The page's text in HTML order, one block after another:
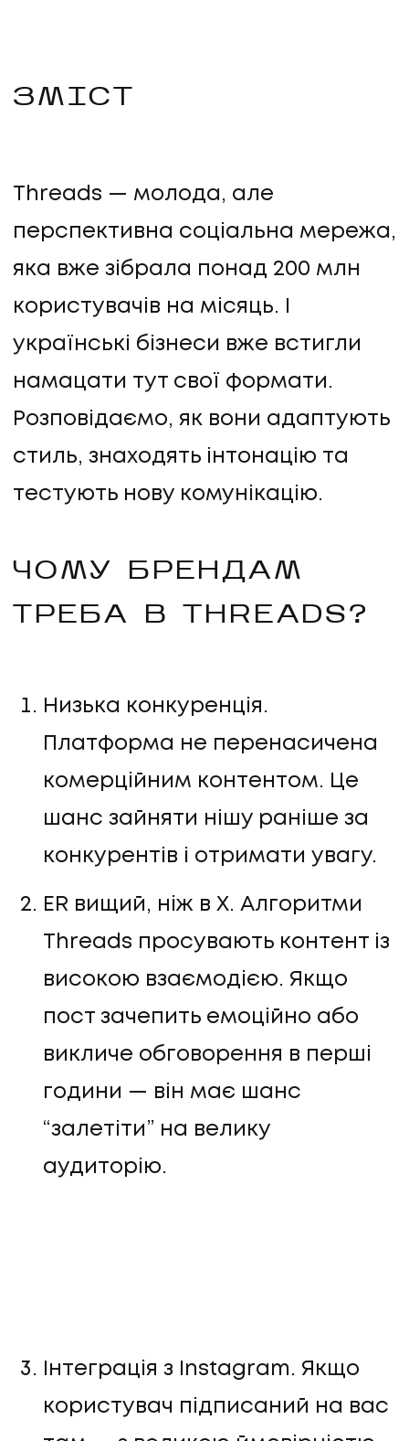
ЗМІСТ
Threads — молода, але
перспективна соціальна мережа,
яка вже зібрала понад 200 млн
користувачів на місяць. І
українські бізнеси вже встигли
намацати тут свої формати.
Розповідаємо, як вони адаптують
стиль, знаходять інтонацію та
тестують нову комунікацію.
ЧОМУ БРЕНДАМ
ТРЕБА В THREADS?
Низька конкуренція.
Платформа не перенасичена
комерційним контентом. Це
шанс зайняти нішу раніше за
конкурентів і отримати увагу.
ER вищий, ніж в X. Алгоритми
Threads просувають контент із
високою взаємодією. Якщо
пост зачепить емоційно або
викличе обговорення в перші
години — він має шанс
“залетіти” на велику
аудиторію.
Інтеграція з Instagram. Якщо
користувач підписаний на вас